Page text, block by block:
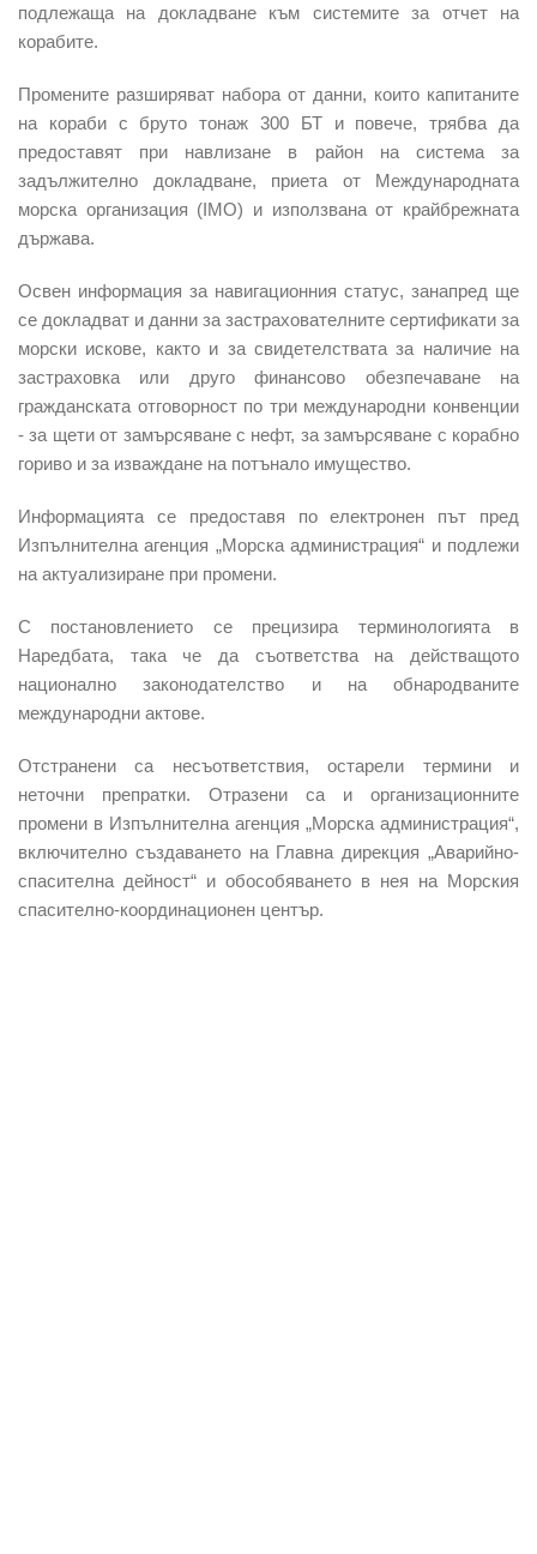
подлежаща на докладване към системите за отчет на
корабите.
Промените разширяват набора от данни, които капитаните
на кораби с бруто тонаж 300 БТ и повече, трябва да
предоставят при навлизане в район на система за
задължително докладване, приета от Международната
морска организация (IMO) и използвана от крайбрежната
държава.
Освен информация за навигационния статус, занапред ще
се докладват и данни за застрахователните сертификати за
морски искове, както и за свидетелствата за наличие на
застраховка или друго финансово обезпечаване на
гражданската отговорност по три международни конвенции
- за щети от замърсяване с нефт, за замърсяване с корабно
гориво и за изваждане на потънало имущество.
Информацията се предоставя по електронен път пред
Изпълнителна агенция „Морска администрация“ и подлежи
на актуализиране при промени.
С постановлението се прецизира терминологията в
Наредбата, така че да съответства на действащото
национално законодателство и на обнародваните
международни актове.
Отстранени са несъответствия, остарели термини и
неточни препратки. Отразени са и организационните
промени в Изпълнителна агенция „Морска администрация“,
включително създаването на Главна дирекция „Аварийно-
спасителна дейност“ и обособяването в нея на Морския
спасително-координационен център.